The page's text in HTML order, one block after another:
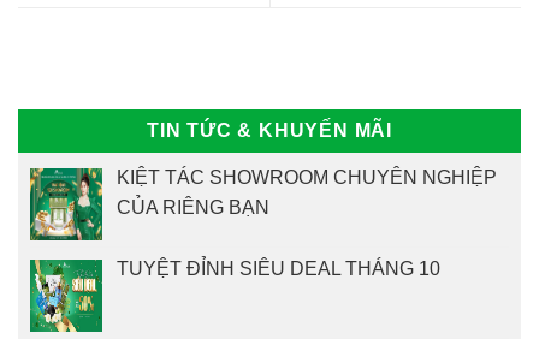
TIN TỨC & KHUYẾN MÃI
KIỆT TÁC SHOWROOM CHUYÊN NGHIỆP
CỦA RIÊNG BẠN
TUYỆT ĐỈNH SIÊU DEAL THÁNG 10